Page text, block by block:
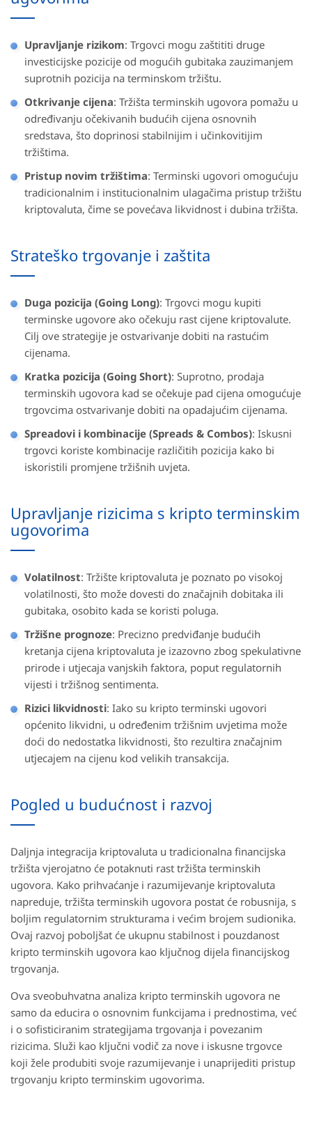
Upravljanje rizikom: Trgovci mogu zaštititi druge
investicijske pozicije od mogućih gubitaka zauzimanjem
suprotnih pozicija na terminskom tržištu.
Otkrivanje cijena: Tržišta terminskih ugovora pomažu u
određivanju očekivanih budućih cijena osnovnih
sredstava, što doprinosi stabilnijim i učinkovitijim
tržištima.
Pristup novim tržištima: Terminski ugovori omogućuju
tradicionalnim i institucionalnim ulagačima pristup tržištu
kriptovaluta, čime se povećava likvidnost i dubina tržišta.
Strateško trgovanje i zaštita
Duga pozicija (Going Long): Trgovci mogu kupiti
terminske ugovore ako očekuju rast cijene kriptovalute.
Cilj ove strategije je ostvarivanje dobiti na rastućim
cijenama.
Kratka pozicija (Going Short): Suprotno, prodaja
terminskih ugovora kad se očekuje pad cijena omogućuje
trgovcima ostvarivanje dobiti na opadajućim cijenama.
Spreadovi i kombinacije (Spreads & Combos): Iskusni
trgovci koriste kombinacije različitih pozicija kako bi
iskoristili promjene tržišnih uvjeta.
Upravljanje rizicima s kripto terminskim
ugovorima
Volatilnost: Tržište kriptovaluta je poznato po visokoj
volatilnosti, što može dovesti do značajnih dobitaka ili
gubitaka, osobito kada se koristi poluga.
Tržišne prognoze: Precizno predviđanje budućih
kretanja cijena kriptovaluta je izazovno zbog spekulativne
prirode i utjecaja vanjskih faktora, poput regulatornih
vijesti i tržišnog sentimenta.
Rizici likvidnosti: Iako su kripto terminski ugovori
općenito likvidni, u određenim tržišnim uvjetima može
doći do nedostatka likvidnosti, što rezultira značajnim
utjecajem na cijenu kod velikih transakcija.
Pogled u budućnost i razvoj
Daljnja integracija kriptovaluta u tradicionalna financijska
tržišta vjerojatno će potaknuti rast tržišta terminskih
ugovora. Kako prihvaćanje i razumijevanje kriptovaluta
napreduje, tržišta terminskih ugovora postat će robusnija, s
boljim regulatornim strukturama i većim brojem sudionika.
Ovaj razvoj poboljšat će ukupnu stabilnost i pouzdanost
kripto terminskih ugovora kao ključnog dijela financijskog
trgovanja.
Ova sveobuhvatna analiza kripto terminskih ugovora ne
samo da educira o osnovnim funkcijama i prednostima, već
i o sofisticiranim strategijama trgovanja i povezanim
rizicima. Služi kao ključni vodič za nove i iskusne trgovce
koji žele produbiti svoje razumijevanje i unaprijediti pristup
trgovanju kripto terminskim ugovorima.